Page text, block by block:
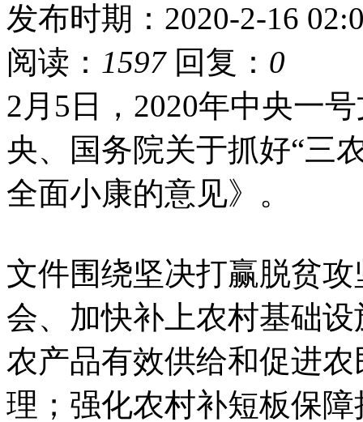
发布时期：2020-2-16
阅读： 1597 回复： 0
2月5日，2020年中央一
央、国务院关于抓好“三
全面小康的意见》。
文件围绕坚决打赢脱贫
会、加快补上农村基础
农产品有效供给和促进
理；强化农村补短板保